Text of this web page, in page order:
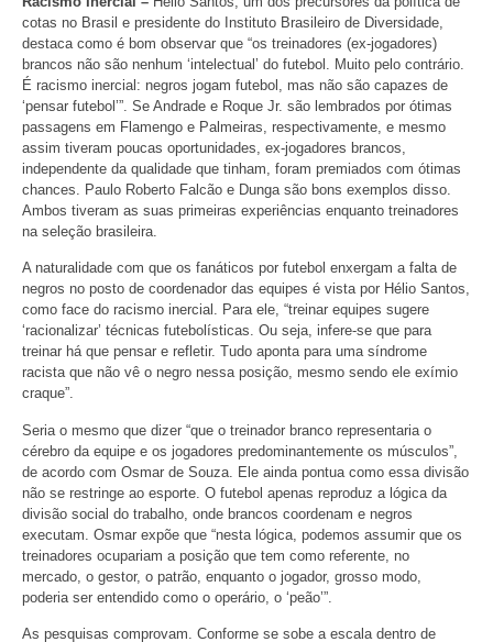
cotas no Brasil e presidente do Instituto Brasileiro de Diversidade,
destaca como é bom observar que “os treinadores (ex-jogadores)
brancos não são nenhum ‘intelectual’ do futebol. Muito pelo contrário.
É racismo inercial: negros jogam futebol, mas não são capazes de
‘pensar futebol’”. Se Andrade e Roque Jr. são lembrados por ótimas
passagens em Flamengo e Palmeiras, respectivamente, e mesmo
assim tiveram poucas oportunidades, ex-jogadores brancos,
independente da qualidade que tinham, foram premiados com ótimas
chances. Paulo Roberto Falcão e Dunga são bons exemplos disso.
Ambos tiveram as suas primeiras experiências enquanto treinadores
na seleção brasileira.
A naturalidade com que os fanáticos por futebol enxergam a falta de
negros no posto de coordenador das equipes é vista por Hélio Santos,
como face do racismo inercial. Para ele, “treinar equipes sugere
‘racionalizar’ técnicas futebolísticas. Ou seja, infere-se que para
treinar há que pensar e refletir. Tudo aponta para uma síndrome
racista que não vê o negro nessa posição, mesmo sendo ele exímio
craque”.
Seria o mesmo que dizer “que o treinador branco representaria o
cérebro da equipe e os jogadores predominantemente os músculos”,
de acordo com Osmar de Souza. Ele ainda pontua como essa divisão
não se restringe ao esporte. O futebol apenas reproduz a lógica da
divisão social do trabalho, onde brancos coordenam e negros
executam. Osmar expõe que “nesta lógica, podemos assumir que os
treinadores ocupariam a posição que tem como referente, no
mercado, o gestor, o patrão, enquanto o jogador, grosso modo,
poderia ser entendido como o operário, o ‘peão’”.
As pesquisas comprovam. Conforme se sobe a escala dentro de